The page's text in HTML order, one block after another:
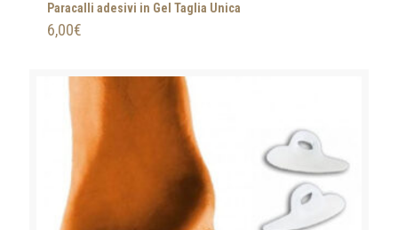
Paracalli adesivi in Gel Taglia Unica
6,00€